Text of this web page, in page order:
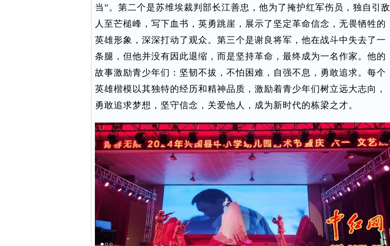
当”。第二个是苏维埃裁判部长江善忠，他为了掩护红军伤员，独自引敌
人至芒槌峰，写下血书，英勇跳崖，展示了坚定革命信念，无畏牺牲的
英雄形象，深深打动了观众。第三个是谢良将军，他在战斗中失去了一
条腿，但他并没有因此退缩，而是坚持革命，最终成为一名作家。他的
故事激励青少年们：坚韧不拔，不怕困难，自强不息，勇敢追求。每个
英雄楷模以其独特的经历和精神品质，激励着青少年们树立远大志向，
勇敢追求梦想，坚守信念，关爱他人，成为新时代的栋梁之才。